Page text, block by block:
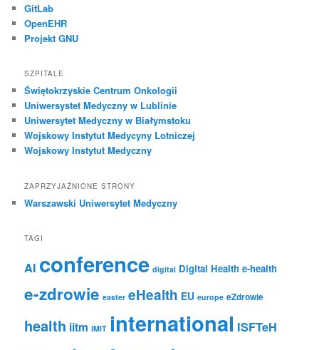
GitLab
OpenEHR
Projekt GNU
SZPITALE
Świętokrzyskie Centrum Onkologii
Uniwersystet Medyczny w Lublinie
Uniwersytet Medyczny w Białymstoku
Wojskowy Instytut Medycyny Lotniczej
Wojskowy Instytut Medyczny
ZAPRZYJAŹNIONE STRONY
Warszawski Uniwersytet Medyczny
TAGI
AI conference digital Digital Health e-health
e-zdrowie easter eHealth EU europe eZdrowie
health iitm IMIT international ISFTeH